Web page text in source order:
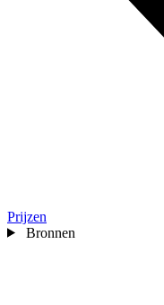
Prijzen
Bronnen